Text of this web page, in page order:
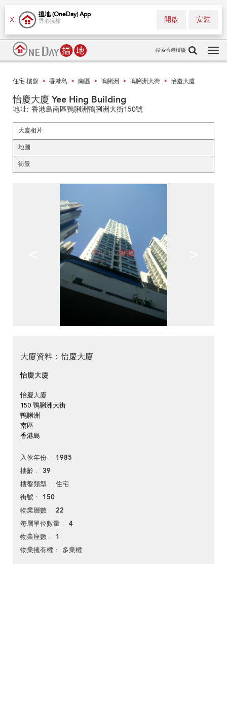
X
搵地 (OneDay) App
香港搵樓 安裝
開啟
搜索香港樓盤
住宅 樓盤 > 香港島 > 南區 > 鴨脷洲 > 鴨脷洲大街 > 怡慶大廈
怡慶大廈 Yee Hing Building
地址: 香港島南區鴨脷洲鴨脷洲大街150號
大廈相片
地圖
街景
大廈資料：怡慶大廈
怡慶大廈
怡慶大廈
150 鴨脷洲大街
鴨脷洲
南區
香港島
入伙年份 1985
樓齡 39
樓盤類型 住宅
街號 150
物業層數 22
每層單位數量 4
物業座數 1
物業擁有權 多業權